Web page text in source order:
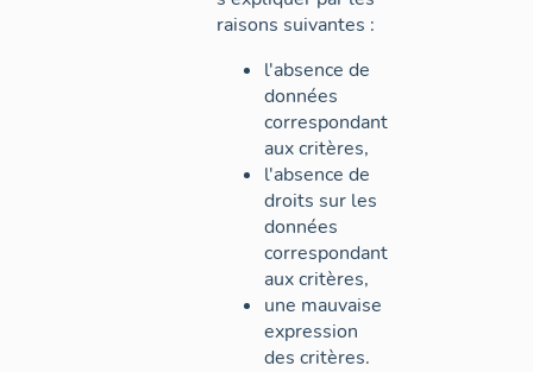
raisons suivantes :
l'absence de
données
correspondant
aux critères,
l'absence de
droits sur les
données
correspondant
aux critères,
une mauvaise
expression
des critères.